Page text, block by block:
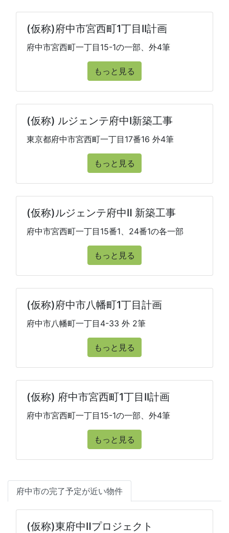
(仮称)府中市宮西町1丁目II計画
府中市宮西町一丁目15-1の一部、外4筆
もっと見る
(仮称) ルジェンテ府中I新築工事
東京都府中市宮西町一丁目17番16 外4筆
もっと見る
(仮称)ルジェンテ府中Ⅱ 新築工事
府中市宮西町一丁目15番1、24番1の各一部
もっと見る
(仮称)府中市八幡町1丁目計画
府中市八幡町一丁目4-33 外 2筆
もっと見る
(仮称) 府中市宮西町1丁目II計画
府中市宮西町一丁目15-1の一部、外4筆
もっと見る
府中市の完了予定が近い物件
(仮称)東府中Ⅱプロジェクト